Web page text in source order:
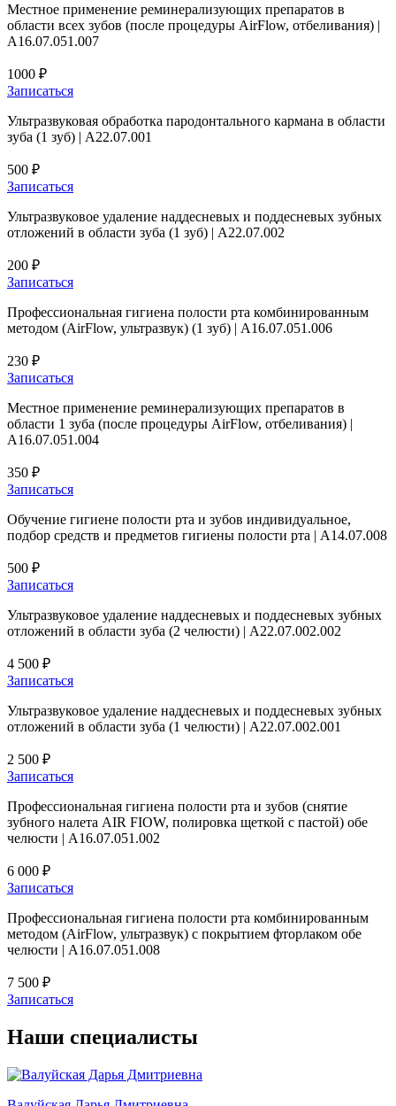
Местное применение реминерализующих препаратов в
области всех зубов (после процедуры AirFlow, отбеливания) |
A16.07.051.007
1000 ₽
Записаться
Ультразвуковая обработка пародонтального кармана в области
зуба (1 зуб) | А22.07.001
500 ₽
Записаться
Ультразвуковое удаление наддесневых и поддесневых зубных
отложений в области зуба (1 зуб) | А22.07.002
200 ₽
Записаться
Профессиональная гигиена полости рта комбинированным
методом (AirFlow, ультразвук) (1 зуб) | А16.07.051.006
230 ₽
Записаться
Местное применение реминерализующих препаратов в
области 1 зуба (после процедуры AirFlow, отбеливания) |
A16.07.051.004
350 ₽
Записаться
Обучение гигиене полости рта и зубов индивидуальное,
подбор средств и предметов гигиены полости рта | А14.07.008
500 ₽
Записаться
Ультразвуковое удаление наддесневых и поддесневых зубных
отложений в области зуба (2 челюсти) | А22.07.002.002
4 500 ₽
Записаться
Ультразвуковое удаление наддесневых и поддесневых зубных
отложений в области зуба (1 челюсти) | А22.07.002.001
2 500 ₽
Записаться
Профессиональная гигиена полости рта и зубов (снятие
зубного налета AIR FIOW, полировка щеткой с пастой) обе
челюсти | А16.07.051.002
6 000 ₽
Записаться
Профессиональная гигиена полости рта комбинированным
методом (AirFlow, ультразвук) с покрытием фторлаком обе
челюсти | A16.07.051.008
7 500 ₽
Записаться
Наши специалисты